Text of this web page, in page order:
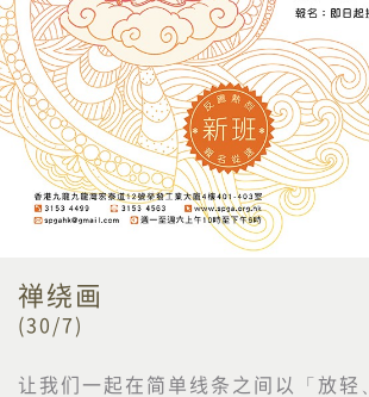
禅绕画
(30/7)
让我们一起在简单线条之间以「放轻